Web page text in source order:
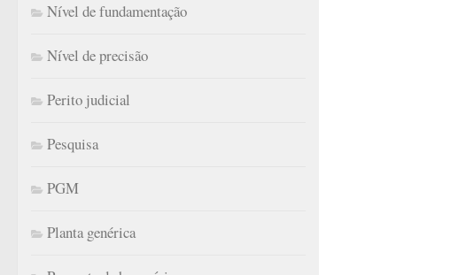
Nível de fundamentação
Nível de precisão
Perito judicial
Pesquisa
PGM
Planta genérica